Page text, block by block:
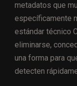
metadatos que
específicamente
estándar técnico
eliminarse,
una forma para
detecten